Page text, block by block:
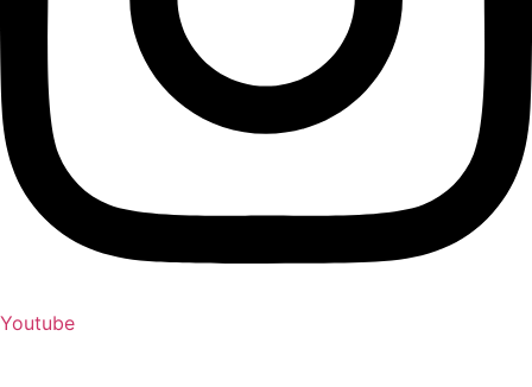
Youtube